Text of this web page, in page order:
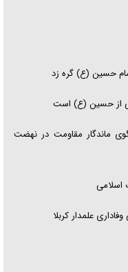
حسین (ع) گره زد
از حسین (ع) است
ماندگار مقاومت در نهضت
علمدار کربلا